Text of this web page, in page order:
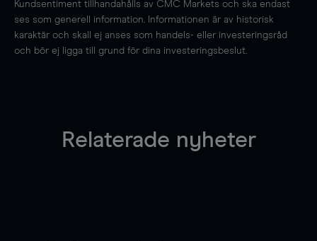
Kundsentiment tillhandahålls av CMC Markets och ska endast
ses som generell information. Informationen är av historisk
karaktär och skall ej anses som handels- eller investeringsråd
och bör ej ligga till grund för dina investeringsbeslut.
Relaterade nyheter